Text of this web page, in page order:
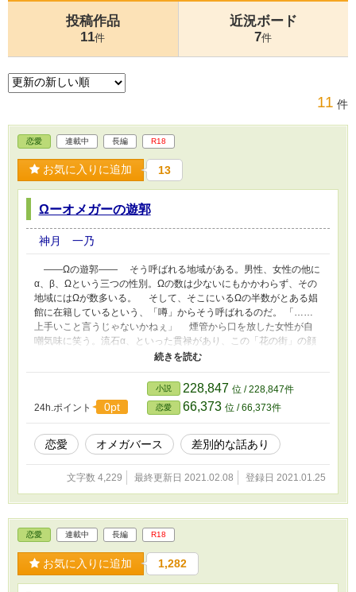
投稿作品
11件
近況ボード
7件
11 件
恋愛 連載中 長編 R18
お気に入りに追加 13
Ωーオメガーの遊郭
神月 一乃
――Ωの遊郭―― そう呼ばれる地域がある。男性、女性の他に
α、β、Ωという三つの性別。Ωの数は少ないにもかかわらず、その
地域にはΩが数多いる。 そして、そこにいるΩの半数がとある娼
館に在籍しているという、「噂」からそう呼ばれるのだ。 「……
上手いこと言うじゃないかねぇ」 煙管から口を放した女性が自
嘲気味に笑う。流石α、といった貫禄があり、この「花の街」の顔
役でもある。 「ママはそれでいいの？」 ここに勤めるβが心配そ
うに彼女を見た。 「いいも何も、言いたい奴に言わせてやればい
いのさ。この都市に住む大半のΩがいるのは事実だしねぇ」 Ωで
あることを隠すのは、法令に違反し強い罰則が与えらえる。最悪の
場合は、罪が課せられ、前科を持つこととなる。その代り、隠さず
にいれば｜発情期《ヒート》を抑えるための抑制剤を購入すること
もできるし、補助金も貰える。 だが、それだけに過ぎない。
数か月に一度の｜発情期《ヒート》があるがゆえに、まともな職に
就けないΩは数多いるし、補助金で賄える抑制剤が効きにくいΩも
いれば、拒絶反応を起こすΩもいる。抑制剤もピンキリだが、一般
Ωに合わせたものであるし、寝食も保証される。侮蔑されたΩたち
にとってここはある意味楽園なのだ。 ここのΩに課されたものは
二つ。一つは発情抑制剤の治験。――これがあるからこそ、各々に
あった抑制剤が貰えるというのもあるのだが。もう一つは「発情期
が酷い場合にのみ客を取る」こと。こちらは、希望者のみだ。客は
24h.ポイント 0pt
小説 228,847 位 / 228,847件
恋愛 66,373 位 / 66,373件
恋愛 オメガバース 差別的な話あり
文字数 4,229 最終更新日 2021.02.08 登録日 2021.01.25
恋愛 連載中 長編 R18
お気に入りに追加 1,282